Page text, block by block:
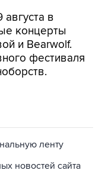
и Bearwolf.
фестиваля
новостей сайта
в официальном